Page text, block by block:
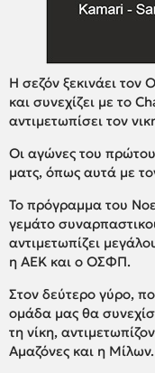
Η σεζόν ξεκινάει τον
και συνεχίζει με το
αντιμετωπίσει τον
Οι αγώνες του
ματς, όπως αυτά με
Το πρόγραμμα του
γεμάτο
αντιμετωπίζει
η ΑΕΚ και ο ΟΣΦΠ.
Στον δεύτερο γύρο,
ομάδα μας θα
τη νίκη,
Αμαζόνες και η Μίλων.